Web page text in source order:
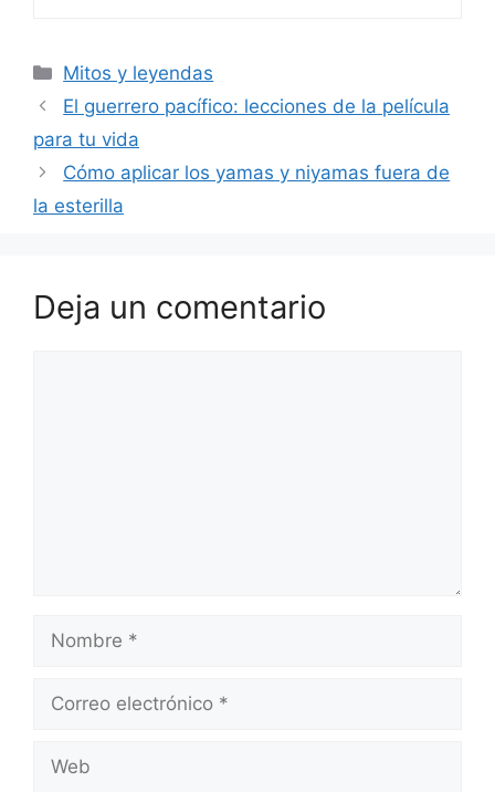
Categorías
Mitos y leyendas
El guerrero pacífico: lecciones de la película
para tu vida
Cómo aplicar los yamas y niyamas fuera de
la esterilla
Deja un comentario
electrónico